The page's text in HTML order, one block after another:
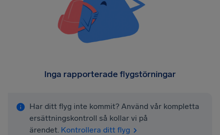
Inga rapporterade flygstörningar
Har ditt flyg inte kommit? Använd vår kompletta
ersättningskontroll så kollar vi på
ärendet. Kontrollera ditt flyg